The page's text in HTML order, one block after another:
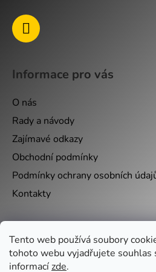
Tento web používá soubory
tohoto webu vyjadřujete souhlas
informacízde.
Informace pro vás
O nás
Rady a návody
Zajímavé odkazy
Obchodní podmínky
Podmínky ochrany osobních
Kontakty
Nákupní košík